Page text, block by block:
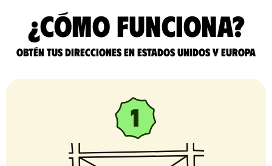
¿Cómo funciona?
Obtén tus direcciones en Estados Unidos y Europa